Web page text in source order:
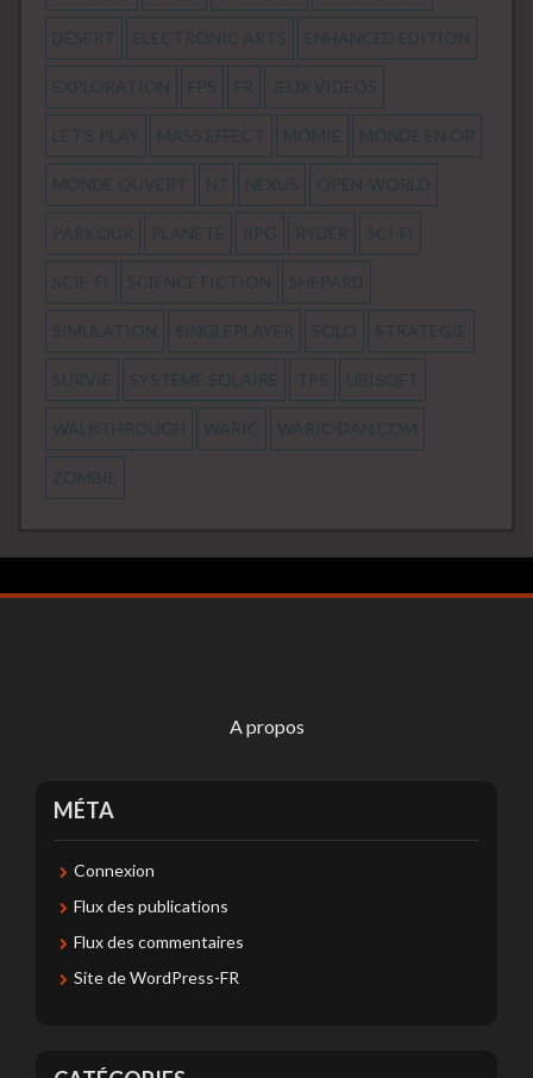
DÉSERT ELECTRONIC ARTS ENHANCED EDITION
EXPLORATION FPS FR JEUX VIDEOS
LET'S PLAY MASS EFFECT MOMIE MONDE EN OR
MONDE OUVERT N7 NEXUS OPEN-WORLD
PARKOUR PLANÈTE RPG RYDER SCI-FI
SCIE-FI SCIENCE FICTION SHEPARD
SIMULATION SINGLEPLAYER SOLO STRATÉGIE
SURVIE SYSTÈME SOLAIRE TPS UBISOFT
WALKTHROUGH WARIC WARIC-DAN.COM
ZOMBIE
A propos
MÉTA
Connexion
Flux des publications
Flux des commentaires
Site de WordPress-FR